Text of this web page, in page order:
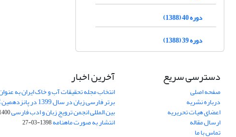
دوره 40 (1388)
دوره 39 (1388)
دسترسی سریع
صفحه اصلی
درباره نشریه
اعضای هیات تحریریه
ارسال مقاله
تماس با ما
آخرین اخبار
انتخاب مجله تحقیقات آب و خاک ایران به
برتر فارسی زبان در سال 1399
بین المللی انجمن ترویج زبان و ادب فارسی03-17
انتشار به صورت ماهنامه1398-03-27